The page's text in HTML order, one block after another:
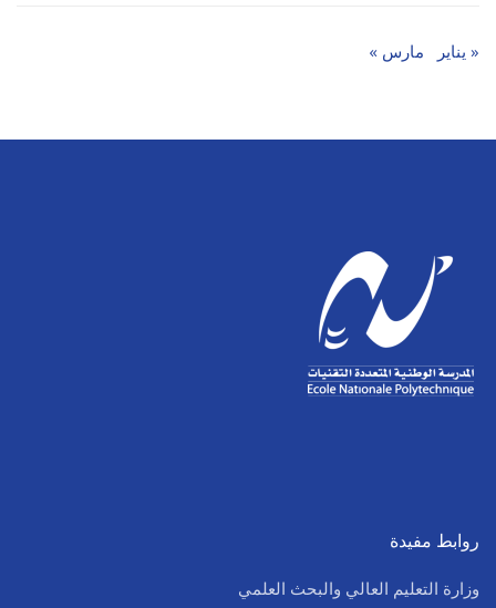
« يناير مارس »
روابط مفيدة
وزارة التعليم العالي والبحث العلمي